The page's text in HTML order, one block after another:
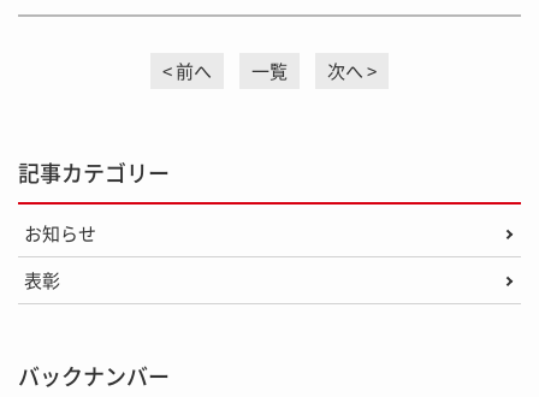
前へ 一覧 次へ
記事カテゴリー
お知らせ
表彰
バックナンバー